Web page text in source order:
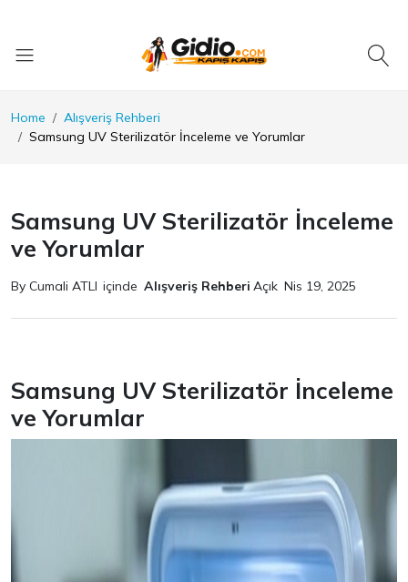
Home
Alışveriş Rehberi
Samsung UV Sterilizatör İnceleme ve Yorumlar
Samsung UV Sterilizatör İnceleme
ve Yorumlar
By Cumali ATLI içinde Alışveriş Rehberi Açık Nis 19, 2025
Samsung UV Sterilizatör İnceleme
ve Yorumlar